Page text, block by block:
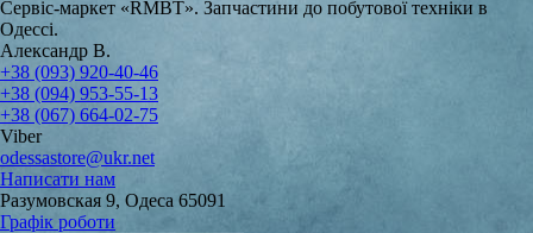
Сервіс-маркет «RMBT». Запчастини до побутової техніки в
Одессі.
Александр В.
+38 (093) 920-40-46
+38 (094) 953-55-13
+38 (067) 664-02-75
Viber
odessastore@ukr.net
Написати нам
Разумовская 9, Одеса 65091
Графік роботи